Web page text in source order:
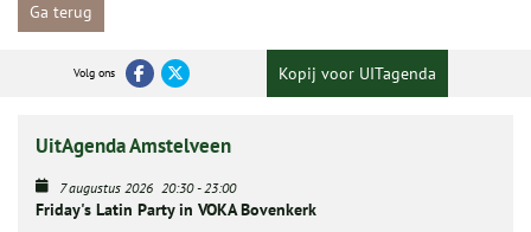
Ga terug
Volg ons Kopij voor UITagenda
UitAgenda Amstelveen
7 augustus 2026 20:30-23:00
Friday's Latin Party in VOKA Bovenkerk